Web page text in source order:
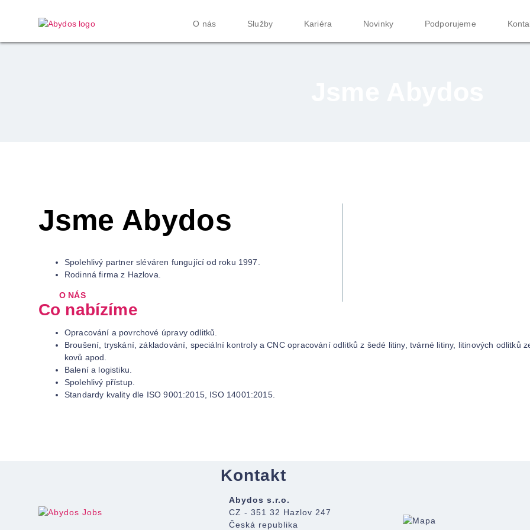
O nás Služby Kariéra Novinky Podporujeme
Jsme Abydos
Spolehlivý partner sléváren fungující od roku 1997.
Rodinná firma z Hazlova.
O NÁS
Co nabízíme
Opracování a povrchové úpravy odlitků.
Broušení, tryskání, základování, speciální kontroly a CNC opracování odlitků z šedé litiny, tvárné litiny, litinových odlitků
kovů apod.
Balení a logistiku.
Spolehlivý přístup.
Standardy kvality dle ISO 9001:2015, ISO 14001:2015.
Kontakt
Abydos s.r.o.
CZ - 351 32 Hazlov 247
Česká republika